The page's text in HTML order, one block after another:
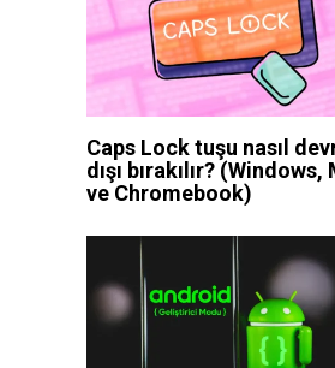
Caps Lock tuşu nasıl
dışı bırakılır? (Windows,
ve Chromebook)